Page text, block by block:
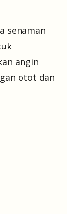
senaman
angin
otot dan